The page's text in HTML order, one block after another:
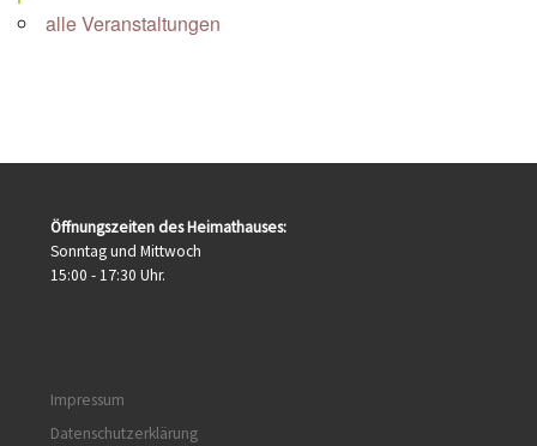
alle Veranstaltungen
Öffnungszeiten des Heimathauses:
Sonntag und Mittwoch
15:00 - 17:30 Uhr.
Impressum
Datenschutzerklärung